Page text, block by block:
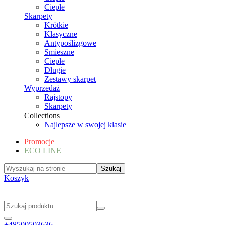
Ciepłe
Skarpety
Krótkie
Klasyczne
Antypoślizgowe
Smieszne
Ciepłe
Długie
Zestawy skarpet
Wyprzedaż
Rajstopy
Skarpety
Collections
Najlepsze w swojej klasie
Promocje
ECO LINE
Koszyk